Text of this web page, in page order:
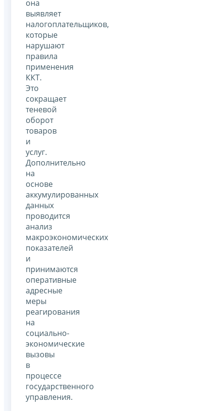
она
выявляет
налогоплательщиков,
которые
нарушают
правила
применения
ККТ.
Это
сокращает
теневой
оборот
товаров
и
услуг.
Дополнительно
на
основе
аккумулированных
данных
проводится
анализ
макроэкономических
показателей
и
принимаются
оперативные
адресные
меры
реагирования
на
социально-
экономические
вызовы
в
процессе
государственного
управления.